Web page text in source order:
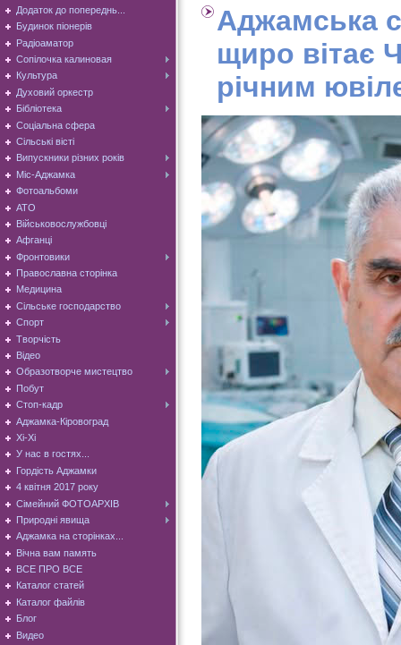
Додаток до попереднь...
Будинок піонерів
Радіоаматор
Сопілочка калиновая
Культура
Духовий оркестр
Бібліотека
Соціальна сфера
Сільські вісті
Випускники різних років
Міс-Аджамка
Фотоальбоми
АТО
Військовослужбовці
Афганці
Фронтовики
Православна сторінка
Медицина
Сільське господарство
Спорт
Творчість
Відео
Образотворче мистецтво
Побут
Стоп-кадр
Аджамка-Кіровоград
Хі-Хі
У нас в гостях...
Гордість Аджамки
4 квітня 2017 року
Сімейний ФОТОАРХІВ
Природні явища
Аджамка на сторінках...
Вічна вам память
ВСЕ ПРО ВСЕ
Каталог статей
Каталог файлів
Блог
Видео
Аджамська
щиро вітає
річним